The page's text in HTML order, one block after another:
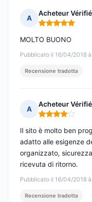
A
Acheteur Vérifié
Nota: 5 su 5
Pubblicato il 16/04/2018
MOLTO BUONO
Recensione tradotta
A
Acheteur Vérifié
Nota: 4 su 5
Pubblicato il 16/04/2018 à
Il sito è molto ben
adatto alle esigenze
organizzato,
ricevuta di ritorno.
Recensione tradotta